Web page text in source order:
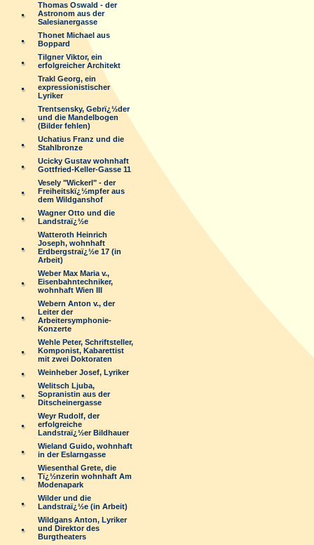
Thomas Oswald - der
Astronom aus der
Salesianergasse
Thonet Michael aus
Boppard
Tilgner Viktor, ein
erfolgreicher Architekt
Trakl Georg, ein
expressionistischer
Lyriker
Trentsensky, Gebrï¿½der
und die Mandelbogen
(Bilder fehlen)
Uchatius Franz und die
Stahlbronze
Ucicky Gustav wohnhaft
Gottfried-Keller-Gasse 11
Vesely "Wickerl" - der
Freiheitskï¿½mpfer aus
dem Wildganshof
Wagner Otto und die
Landstraï¿½e
Watteroth Heinrich
Joseph, wohnhaft
Erdbergstraï¿½e 17 (in
Arbeit)
Weber Max Maria v.,
Eisenbahntechniker,
wohnhaft Wien III
Webern Anton v., der
Leiter der
Arbeitersymphonie-
Konzerte
Wehle Peter, Schriftsteller,
Komponist, Kabarettist
mit zwei Doktoraten
Weinheber Josef, Lyriker
Welitsch Ljuba,
Sopranistin aus der
Ditscheinergasse
Weyr Rudolf, der
erfolgreiche
Landstraï¿½er Bildhauer
Wieland Guido, wohnhaft
in der Eslarngasse
Wiesenthal Grete, die
Tï¿½nzerin wohnhaft Am
Modenapark
Wilder und die
Landstraï¿½e (in Arbeit)
Wildgans Anton, Lyriker
und Direktor des
Burgtheaters